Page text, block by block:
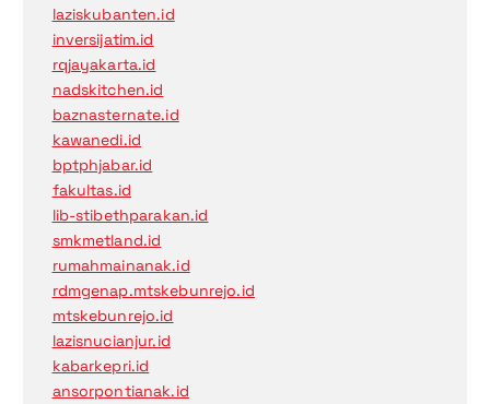
laziskubanten.id
inversijatim.id
rqjayakarta.id
nadskitchen.id
baznasternate.id
kawanedi.id
bptphjabar.id
fakultas.id
lib-stibethparakan.id
smkmetland.id
rumahmainanak.id
rdmgenap.mtskebunrejo.id
mtskebunrejo.id
lazisnucianjur.id
kabarkepri.id
ansorpontianak.id